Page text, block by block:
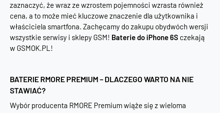
zaznaczyć, że wraz ze wzrostem pojemności wzrasta również
cena, a to może mieć kluczowe znaczenie dla użytkownika i
właściciela smartfona. Zachęcamy do zakupu obydwóch wersji
wszystkie serwisy i sklepy GSM! Baterie do iPhone 6S czekają
w GSMOK.PL!
BATERIE RMORE PREMIUM – DLACZEGO WARTO NA NIE
STAWIAĆ?
Wybór producenta RMORE Premium wiąże się z wieloma